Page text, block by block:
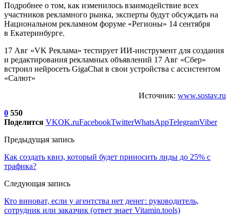
Подробнее о том, как изменилось взаимодействие всех
участников рекламного рынка, эксперты будут обсуждать на
Национальном рекламном форуме «Регионы» 14 сентября
в Екатеринбурге.
17 Авг «VK Реклама» тестирует ИИ-инструмент для создания
и редактирования рекламных объявлений 17 Авг «Сбер»
встроил нейросеть GigaChat в свои устройства с ассистентом
«Салют»
Источник: www.sostav.ru
0 550
Поделится VKOK.ruFacebookTwitterWhatsAppTelegramViber
Предыдущая запись
Как создать квиз, который будет приносить лиды до 25% с
трафика?
Следующая запись
Кто виноват, если у агентства нет денег: руководитель,
сотрудник или заказчик (ответ знает Vitamin.tools)